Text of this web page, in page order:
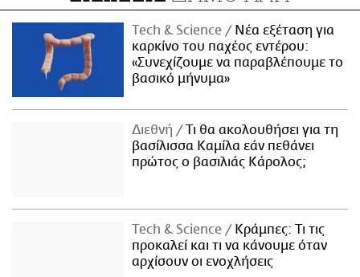
Τech & Science
Νέα εξέταση για
καρκίνο του παχέος εντέρου:
«Συνεχίζουμε να παραβλέπουμε το
βασικό μήνυμα»
Διεθνή
Τι θα ακολουθήσει για τη
βασίλισσα Καμίλα εάν πεθάνει
πρώτος ο βασιλιάς Κάρολος;
Τech & Science
Κράμπες: Τι τις
προκαλεί και τι να κάνουμε όταν
αρχίσουν οι ενοχλήσεις